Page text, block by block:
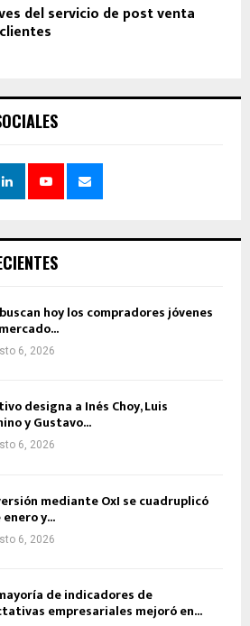
del servicio de post venta
hoy los compradores jóvenes
6, 2026
designa a Inés Choy, Luis
y Gustavo...
6, 2026
mediante OxI se cuadruplicó
y...
6, 2026
de indicadores de
empresariales mejoró en...